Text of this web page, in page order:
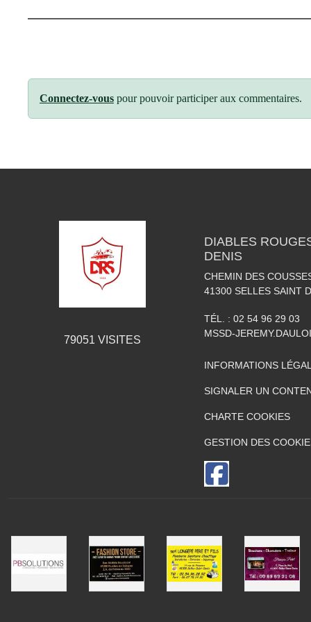
Connectez-vous pour pouvoir participer aux commentaires.
79051 VISITES
DIABLES
DENIS
CHEMIN DES
41300 SELLES SAINT
TÉL. : 02 54 96 29 03
MSSD-
INFORMATIONS
SIGNALER UN
CHARTE COOKIES
GESTION DES